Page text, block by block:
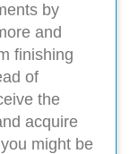
by
and
finishing
of
the
acquire
might be